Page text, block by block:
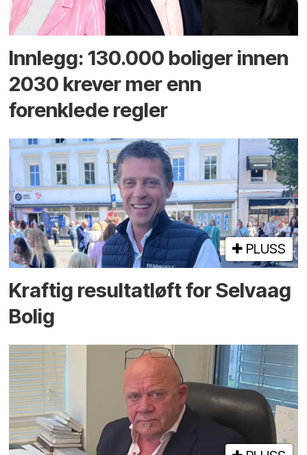
Innlegg: 130.000 boliger innen
2030 krever mer enn
forenklede regler
PLUSS
Kraftig resultatløft for Selvaag
Bolig